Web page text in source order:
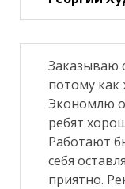
Заказываю
потому как
Экономлю
ребят
Работают
себя
приятно.